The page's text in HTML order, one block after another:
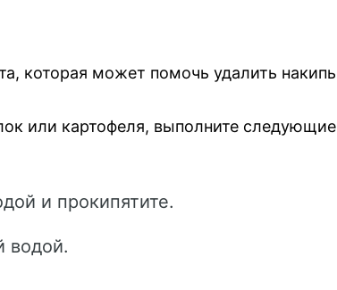
которая может помочь удалить
или картофеля, выполните следующие
и прокипятите.
водой.